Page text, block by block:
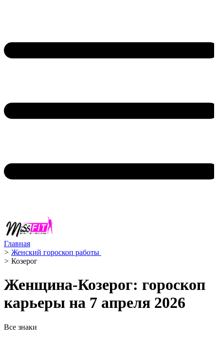
Главная
> Женский гороскоп работы ‍
> Козерог ️
Женщина-Козерог: гороскоп
карьеры на 7 апреля 2026
Все знаки